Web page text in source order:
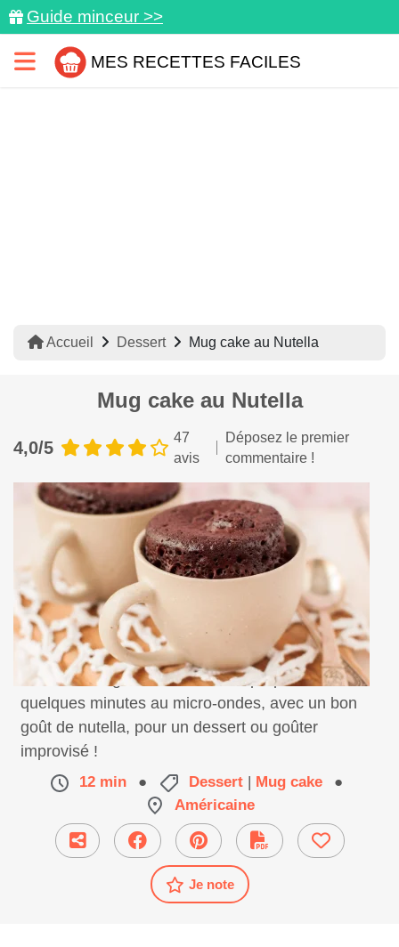
Guide minceur >>
MES RECETTES FACILES
Accueil Dessert Mug cake au Nutella
Mug cake au Nutella
4,0/5
47
avis
Déposez le premier
commentaire !
Un délicieux gâteau individuel à préparer en
quelques minutes au micro-ondes, avec un bon
goût de nutella, pour un dessert ou goûter
improvisé !
12 min ● Dessert | Mug cake
●
Américaine
Je note